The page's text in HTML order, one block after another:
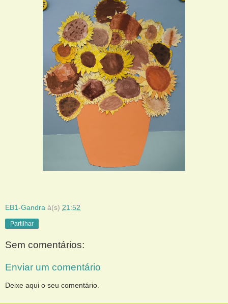
EB1-Gandra à(s) 21:52
Partilhar
Sem comentários:
Enviar um comentário
Deixe aqui o seu comentário.